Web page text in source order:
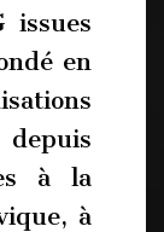
issues
en
depuis
à la
à